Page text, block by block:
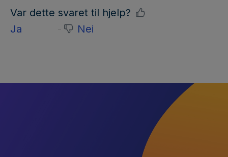
Var dette svaret til hjelp?
Ja
Nei